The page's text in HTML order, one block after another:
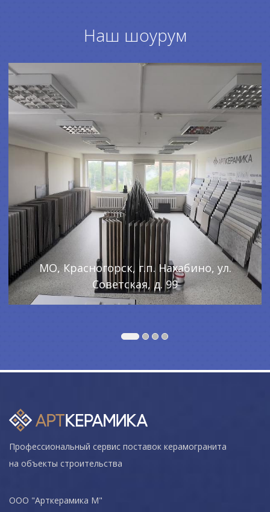
Наш шоурум
МО, Красногорск, г.п. Нахабино, ул.
Советская, д. 99
Профессиональный сервис поставок керамогранита
на объекты строительства
ООО "Арткерамика М"